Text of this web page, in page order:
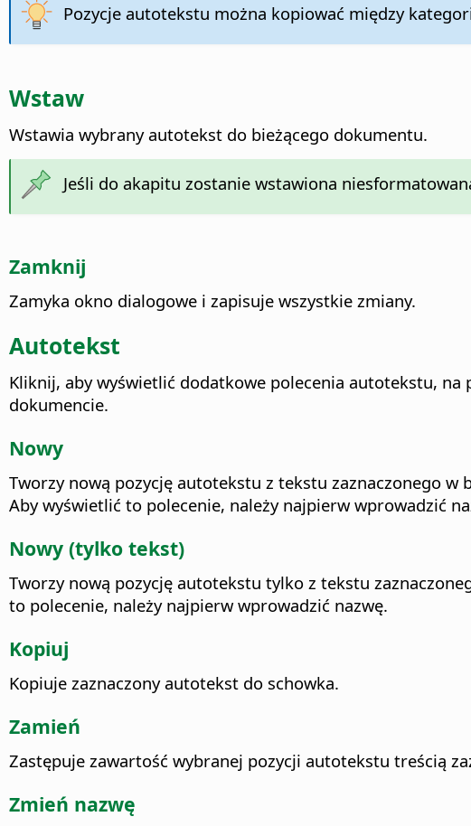
Pozycje autotekstu można kopiować między
Wstaw
Wstawia wybrany autotekst do bieżącego dokumentu.
Jeśli do akapitu zostanie wstawiona
Zamknij
Zamyka okno dialogowe i zapisuje wszystkie zmiany.
Autotekst
Kliknij, aby wyświetlić dodatkowe polecenia autotekstu, na
dokumencie.
Nowy
Tworzy nową pozycję autotekstu z tekstu zaznaczonego
Aby wyświetlić to polecenie, należy najpierw wprowadzić
Nowy (tylko tekst)
Tworzy nową pozycję autotekstu tylko z tekstu
to polecenie, należy najpierw wprowadzić nazwę.
Kopiuj
Kopiuje zaznaczony autotekst do schowka.
Zamień
Zastępuje zawartość wybranej pozycji autotekstu treścią
Zmień nazwę